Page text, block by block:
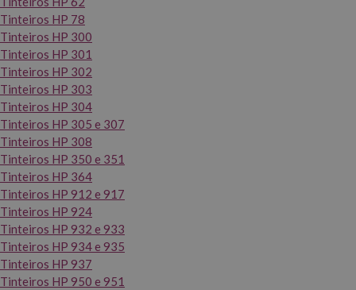
Tinteiros HP 78
Tinteiros HP 300
Tinteiros HP 301
Tinteiros HP 302
Tinteiros HP 303
Tinteiros HP 304
Tinteiros HP 305 e 307
Tinteiros HP 308
Tinteiros HP 350 e 351
Tinteiros HP 364
Tinteiros HP 912 e 917
Tinteiros HP 924
Tinteiros HP 932 e 933
Tinteiros HP 934 e 935
Tinteiros HP 937
Tinteiros HP 950 e 951